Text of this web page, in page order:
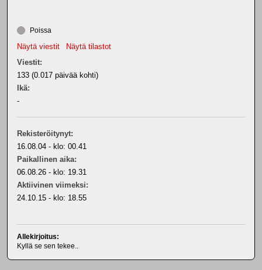
Poissa
Näytä viestit
Näytä tilastot
Viestit:
133 (0.017 päivää kohti)
Ikä:
-
Rekisteröitynyt:
16.08.04 - klo: 00.41
Paikallinen aika:
06.08.26 - klo: 19.31
Aktiivinen viimeksi:
24.10.15 - klo: 18.55
Allekirjoitus:
Kyllä se sen tekee..